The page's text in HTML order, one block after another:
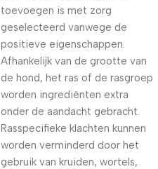
toevoegen is met zorg
geselecteerd vanwege de
positieve eigenschappen.
Afhankelijk van de grootte van
de hond, het ras of de rasgroep
worden ingrediënten extra
onder de aandacht gebracht.
Rasspecifieke klachten kunnen
worden verminderd door het
gebruik van kruiden, wortels,